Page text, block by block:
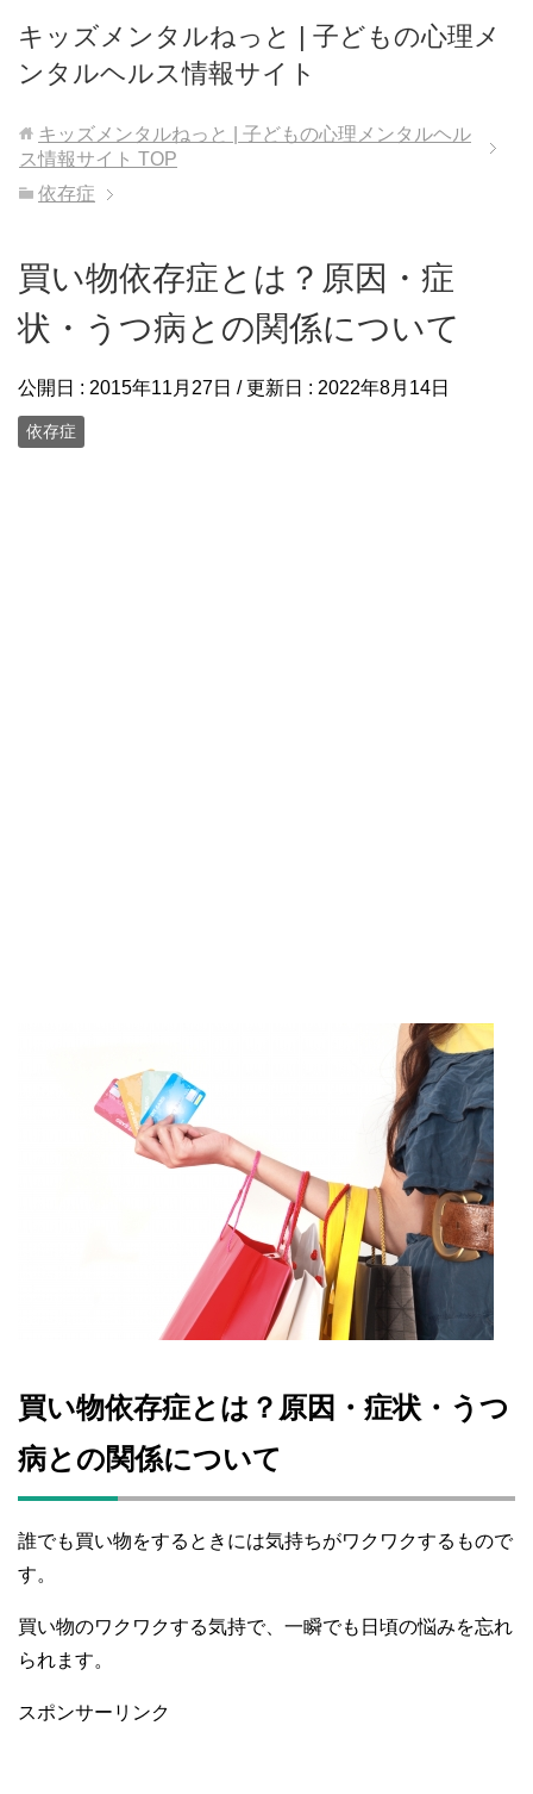
キッズメンタルねっと | 子どもの心理メ
ンタルヘルス情報サイト
キッズメンタルねっと | 子どもの心理メンタルヘル
ス情報サイト TOP
依存症
買い物依存症とは？原因・症
状・うつ病との関係について
公開日 : 2015年11月27日 / 更新日 : 2022年8月14日
依存症
買い物依存症とは？原因・症状・うつ
病との関係について
誰でも買い物をするときには気持ちがワクワクするもので
す。
買い物のワクワクする気持で、一瞬でも日頃の悩みを忘れ
られます。
スポンサーリンク